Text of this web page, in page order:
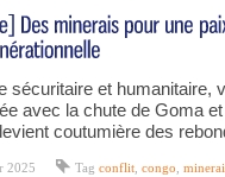
sécuritaire et humanitaire,
avec la chute de Goma
coutumière des
2025 Tag conflit congo